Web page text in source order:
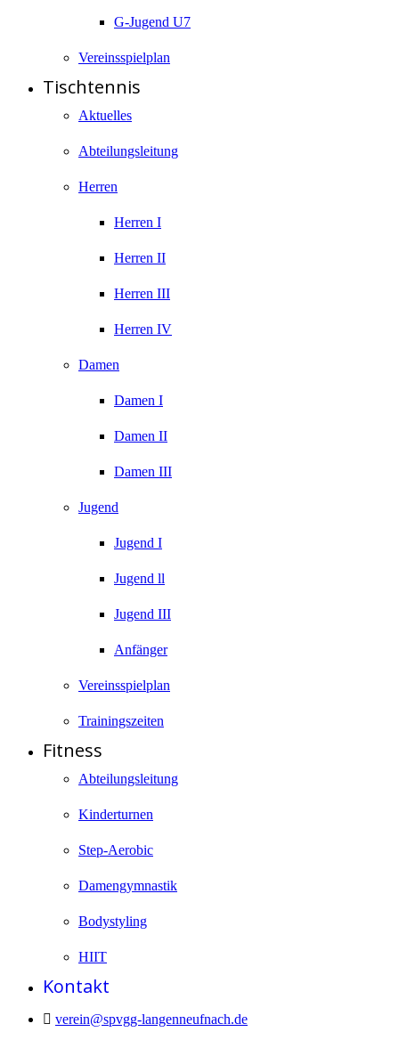
G-Jugend U7
Vereinsspielplan
Tischtennis
Aktuelles
Abteilungsleitung
Herren
Herren I
Herren II
Herren III
Herren IV
Damen
Damen I
Damen II
Damen III
Jugend
Jugend I
Jugend ll
Jugend III
Anfänger
Vereinsspielplan
Trainingszeiten
Fitness
Abteilungsleitung
Kinderturnen
Step-Aerobic
Damengymnastik
Bodystyling
HIIT
Kontakt
verein@spvgg-langenneufnach.de